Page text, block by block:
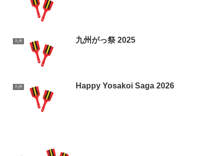
九州 九州がっ祭 2025
九州 Happy Yosakoi Saga 2026